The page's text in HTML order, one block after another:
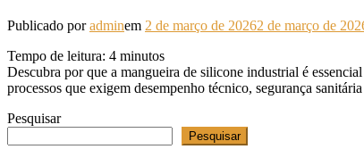
Publicado poradminem 2 de março de 20262 de março de
Tempo de leitura: 4 minutos
Descubra por que a mangueira de silicone industrial é
processos que exigem desempenho técnico, segurança
Pesquisar
Pesquisar